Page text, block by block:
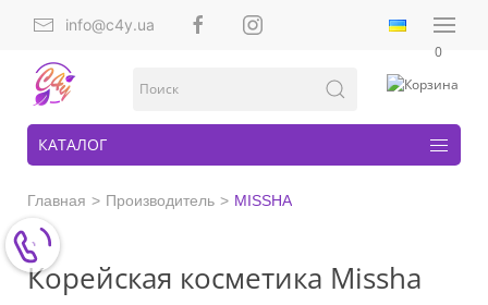
info@c4y.ua
0
КАТАЛОГ
Главная Производитель MISSHA
Корейская косметика Missha